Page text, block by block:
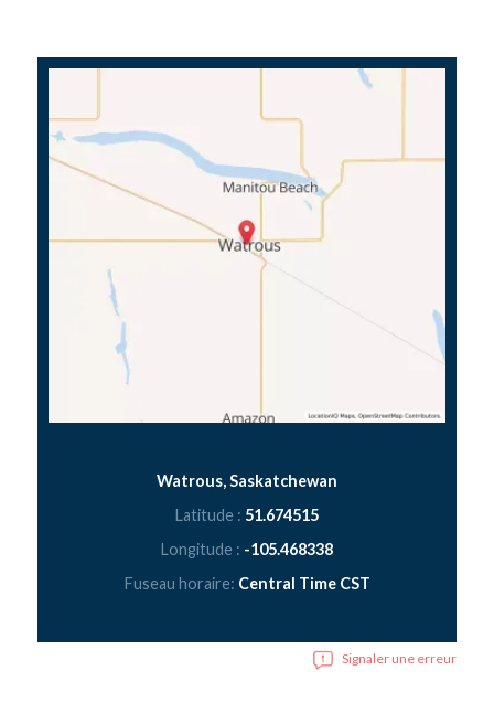
Watrous, Saskatchewan
Latitude : 51.674515
Longitude : -105.468338
Fuseau horaire: Central Time CST
Signaler une erreur